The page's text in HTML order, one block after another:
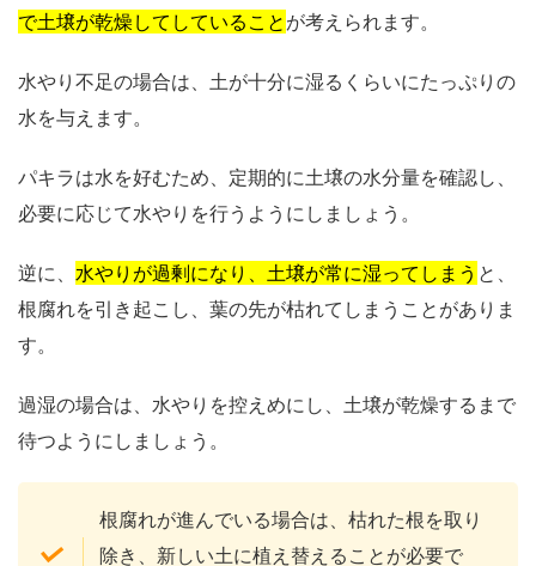
で土壌が乾燥してしていること が考えられます。
水やり不足の場合は、土が十分に湿るくらいにたっぷりの
水を与えます。
パキラは水を好むため、定期的に土壌の水分量を確認し、
必要に応じて水やりを行うようにしましょう。
逆に、 水やりが過剰になり、土壌が常に湿ってしまう と、
根腐れを引き起こし、葉の先が枯れてしまうことがありま
す。
過湿の場合は、水やりを控えめにし、土壌が乾燥するまで
待つようにしましょう。
根腐れが進んでいる場合は、枯れた根を取り
除き、新しい土に植え替えることが必要で